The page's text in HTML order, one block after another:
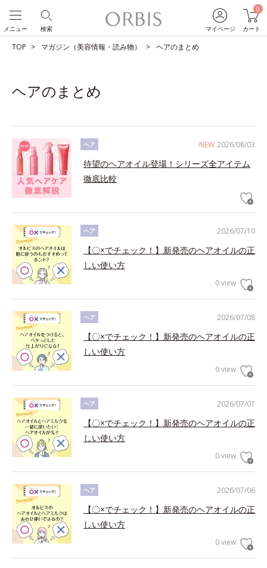
マイページ
0
カート
検索
メニュー
TOP マガジン（美容情報・読み物） ヘアのまとめ
ヘアのまとめ
NEW 2026/08/03
ヘア
待望のヘアオイル登場！シリーズ全アイテム
徹底比較
2026/07/10
ヘア
【〇×でチェック！】新発売のヘアオイルの正
しい使い方
0 view
2026/07/08
ヘア
【〇×でチェック！】新発売のヘアオイルの正
しい使い方
0 view
2026/07/07
ヘア
【〇×でチェック！】新発売のヘアオイルの正
しい使い方
0 view
2026/07/06
ヘア
【〇×でチェック！】新発売のヘアオイルの正
しい使い方
0 view